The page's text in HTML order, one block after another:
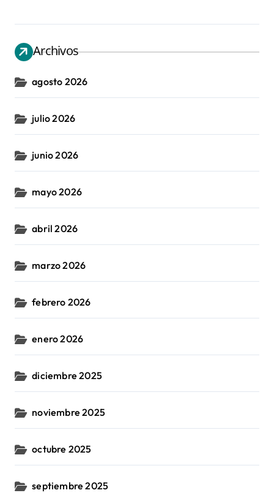
Archivos
agosto 2026
julio 2026
junio 2026
mayo 2026
abril 2026
marzo 2026
febrero 2026
enero 2026
diciembre 2025
noviembre 2025
octubre 2025
septiembre 2025